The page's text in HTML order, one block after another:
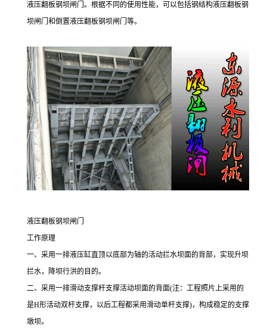
液压翻板钢坝闸门。根据不同的使用性能，可以包括钢结构液压翻板钢
坝闸门和倒置液压翻板钢坝闸门等。
液压翻板钢坝闸门
工作原理
一、采用一排液压缸直顶以底部为轴的活动拦水坝面的背部，实现升坝
拦水，降坝行洪的目的。
二、采用一排滑动支撑杆支撑活动坝面的背面(注：工程照片上采用的
是H形活动双杆支撑，以后工程都采用滑动单杆支撑)，构成稳定的支撑
墩坝。